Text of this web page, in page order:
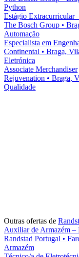
Python
Estágio Extracurricular
The Bosch Group •
Automação
Especialista em
Continental • Braga,
Eletrónica
Associate Merchandiser
Rejuvenation • Braga,
Qualidade
Outras ofertas de
Auxiliar de Armazém
Randstad Portugal •
Armazém